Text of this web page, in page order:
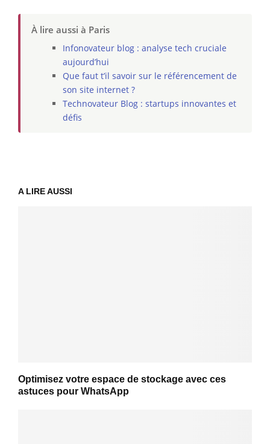
À lire aussi à Paris
Infonovateur blog : analyse tech cruciale
aujourd’hui
Que faut t’il savoir sur le référencement de
son site internet ?
Technovateur Blog : startups innovantes et
défis
A LIRE AUSSI
Optimisez votre espace de stockage avec ces
astuces pour WhatsApp